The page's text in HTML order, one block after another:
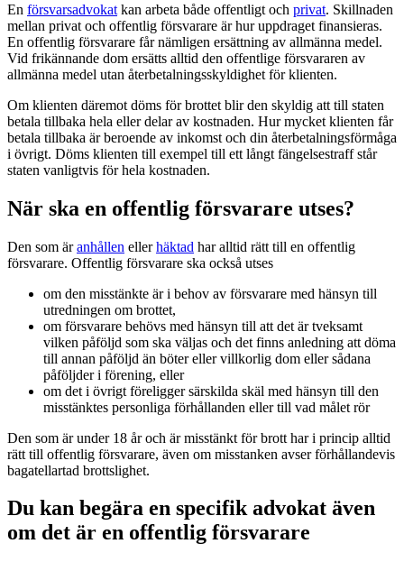
En försvarsadvokat kan arbeta både offentligt och privat. Skillnaden
mellan privat och offentlig försvarare är hur uppdraget finansieras.
En offentlig försvarare får nämligen ersättning av allmänna medel.
Vid frikännande dom ersätts alltid den offentlige försvararen av
allmänna medel utan återbetalningsskyldighet för klienten.
Om klienten däremot döms för brottet blir den skyldig att till staten
betala tillbaka hela eller delar av kostnaden. Hur mycket klienten får
betala tillbaka är beroende av inkomst och din återbetalningsförmåga
i övrigt. Döms klienten till exempel till ett långt fängelsestraff står
staten vanligtvis för hela kostnaden.
När ska en offentlig försvarare utses?
Den som äranhållen ellerhäktad har alltid rätt till en offentlig
försvarare. Offentlig försvarare ska också utses
om den misstänkte är i behov av försvarare med hänsyn till
utredningen om brottet,
om försvarare behövs med hänsyn till att det är tveksamt
vilken påföljd som ska väljas och det finns anledning att döma
till annan påföljd än böter eller villkorlig dom eller sådana
påföljder i förening, eller
om det i övrigt föreligger särskilda skäl med hänsyn till den
misstänktes personliga förhållanden eller till vad målet rör
Den som är under 18 år och är misstänkt för brott har i princip alltid
rätt till offentlig försvarare, även om misstanken avser förhållandevis
bagatellartad brottslighet.
Du kan begära en specifik advokat även
om det är en offentlig försvarare